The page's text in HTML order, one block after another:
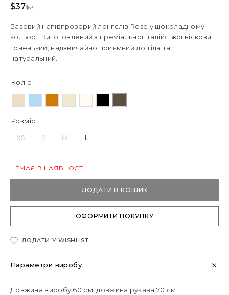
$53
$37
Базовий напівпрозорий лонгслів Rose у шоколадному
кольорі. Виготовлений з преміальної італійської віскози.
Тоненький, надзвичайно приємний до тіла та
натуральний.
Колір
Розмір
XS S M L
НЕМАЄ В НАЯВНОСТІ
ДОДАТИ В КОШИК
ОФОРМИТИ ПОКУПКУ
ДОДАТИ У WISHLIST
Параметри виробу
Довжина виробу 60 см, довжина рукава 70 см.